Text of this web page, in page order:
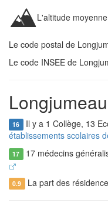
L'altitude
Le code postal de
Le code INSEE de
16 Il y a 1 Collège, 13
établissements scolaires
17 17 médecins
0.9 La part des